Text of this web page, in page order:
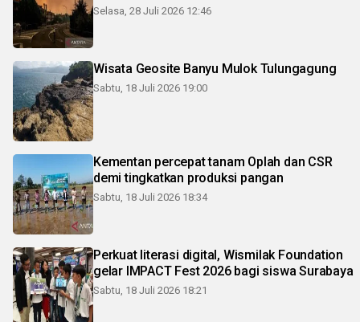
Selasa, 28 Juli 2026 12:46
Wisata Geosite Banyu Mulok Tulungagung
Sabtu, 18 Juli 2026 19:00
Kementan percepat tanam Oplah dan CSR
demi tingkatkan produksi pangan
Sabtu, 18 Juli 2026 18:34
Perkuat literasi digital, Wismilak Foundation
gelar IMPACT Fest 2026 bagi siswa Surabaya
Sabtu, 18 Juli 2026 18:21